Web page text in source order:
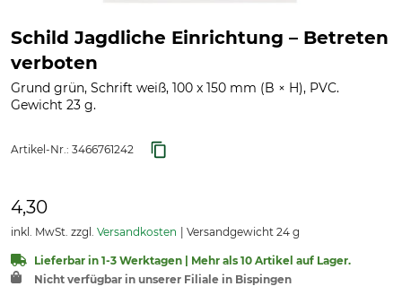
Schild Jagdliche Einrichtung – Betreten
verboten
Grund grün, Schrift weiß, 100 x 150 mm (B × H), PVC.
Gewicht 23 g.
Artikel-Nr.: 3466761242
4,30
inkl. MwSt. zzgl. Versandkosten Versandgewicht 24 g
Lieferbar in 1-3 Werktagen | Mehr als 10 Artikel auf Lager.
Nicht verfügbar in unserer Filiale in Bispingen